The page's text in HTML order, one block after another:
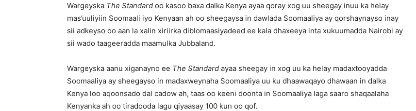
Wargeyska The Standard oo kasoo baxa dalka Kenya ayaa qoray xog uu sheegay inuu ka helay
mas’uuliyiin Soomaali iyo Kenyaan ah oo sheegaysa in dawlada Soomaaliya ay qorshaynayso inay
sii adkeyso oo aan la xalin xiriirka diblomaasiyadeed ee kala dhaxeeya inta xukuumadda Nairobi ay
sii wado taageeradda maamulka Jubbaland.
Wargeyska aanu xiganayno ee The Standard ayaa sheegay in xog uu ka helay madaxtooyadda
Soomaaliya ay sheegayso in madaxweynaha Soomaaliya uu ku dhaawaqayo dhawaan in dalka
Kenya loo aqoonsado dal cadow ah, taas oo keeni doonta in Soomaaliya laga saaro shaqaalaha
Kenyanka ah oo tiradooda lagu qiyaasay 100 kun oo qof.